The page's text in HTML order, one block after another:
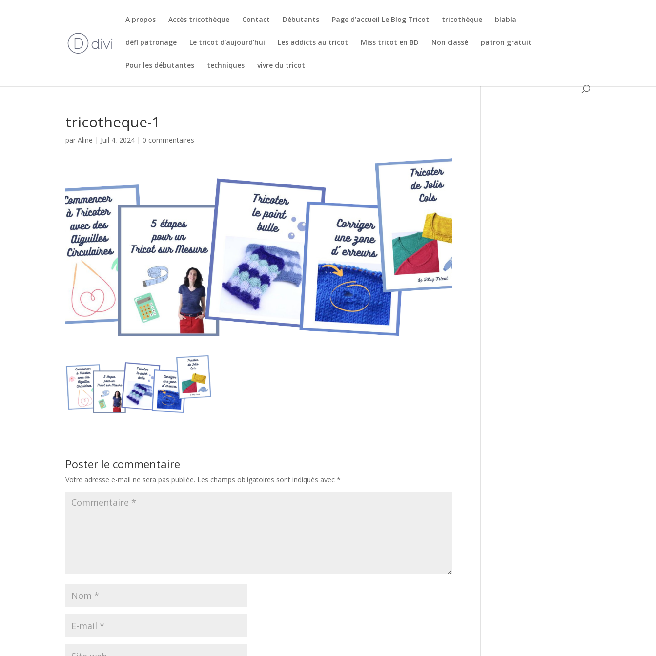
A propos Accès tricothèque Contact Débutants Page d’accueil Le Blog Tricot tricothèque blabla
défi patronage Le tricot d'aujourd'hui Les addicts au tricot Miss tricot en BD Non classé patron gratuit
Pour les débutantes techniques vivre du tricot
tricotheque-1
parAline | Juil 4, 2024 | 0 commentaires
Poster le commentaire
Votre adresse e-mail ne sera pas publiée. Les champs obligatoires sont indiqués avec*